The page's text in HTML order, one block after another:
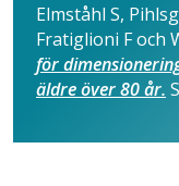
Elmståhl S,
Fratiglioni F och
för
äldre över 80 år.